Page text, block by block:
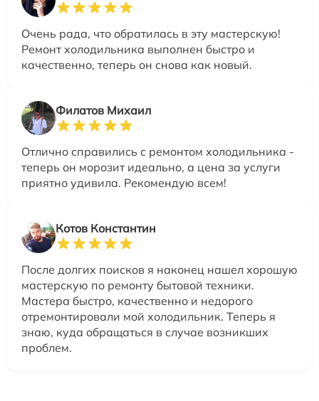
Очень рада, что обратилась в эту мастерскую!
Ремонт холодильника выполнен быстро и
качественно, теперь он снова как новый.
Филатов Михаил
Отлично справились с ремонтом холодильника -
теперь он морозит идеально, а цена за услуги
приятно удивила. Рекомендую всем!
Котов Константин
После долгих поисков я наконец нашел хорошую
мастерскую по ремонту бытовой техники.
Мастера быстро, качественно и недорого
отремонтировали мой холодильник. Теперь я
знаю, куда обращаться в случае возникших
проблем.